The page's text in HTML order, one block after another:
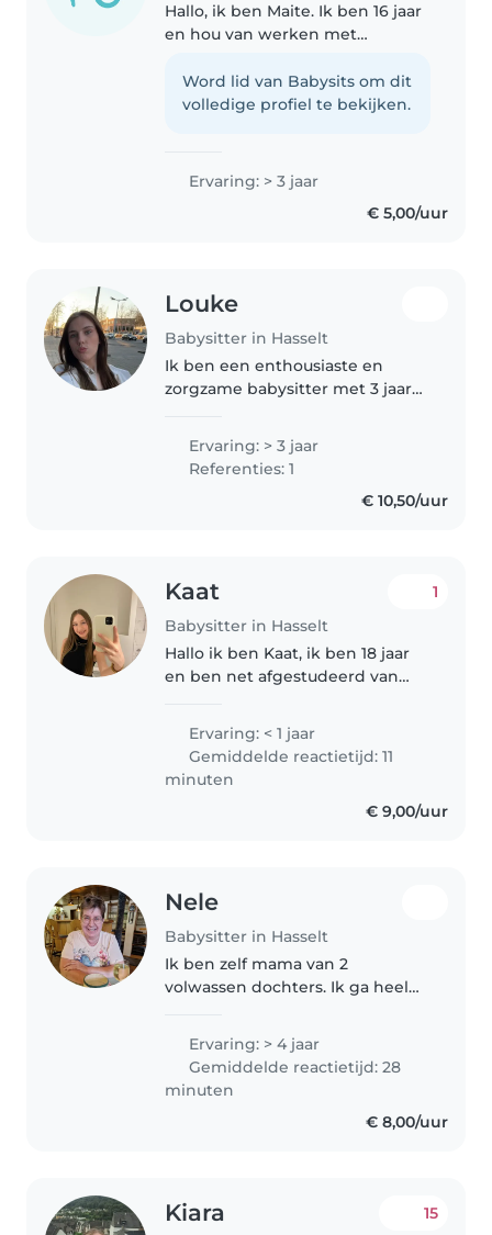
Hallo, ik ben Maite. Ik ben 16 jaar
en hou van werken met
richtingen gedaan op het
middelbaar met en rond
Word lid van Babysits om dit
volledige profiel te bekijken.
Ervaring: > 3 jaar
€ 5,00/uur
Louke
Babysitter in Hasselt
Ik ben een enthousiaste en
zorgzame babysitter met 3 jaar
kinderen t.e.m lagere school
kinderen. Ik studeer momenteel
de opleiding Zorg en Welzijn en..
Ervaring: > 3 jaar
Referenties: 1
€ 10,50/uur
Kaat
Babysitter in Hasselt
1
Hallo ik ben Kaat, ik ben 18 jaar
en ben net afgestudeerd van
Hasselt en zou graag babysitten
om een beetje bij te verdienen.
Ik ben heel graag bezig met..
Ervaring: < 1 jaar
Gemiddelde reactietijd: 11
minuten
€ 9,00/uur
Nele
Babysitter in Hasselt
Ik ben zelf mama van 2
volwassen dochters. Ik ga heel
crèche. Spelletjes spelen en
tekenen/kleuren doe ik heel
graag. Bij..
Ervaring: > 4 jaar
Gemiddelde reactietijd: 28
minuten
€ 8,00/uur
Kiara 15